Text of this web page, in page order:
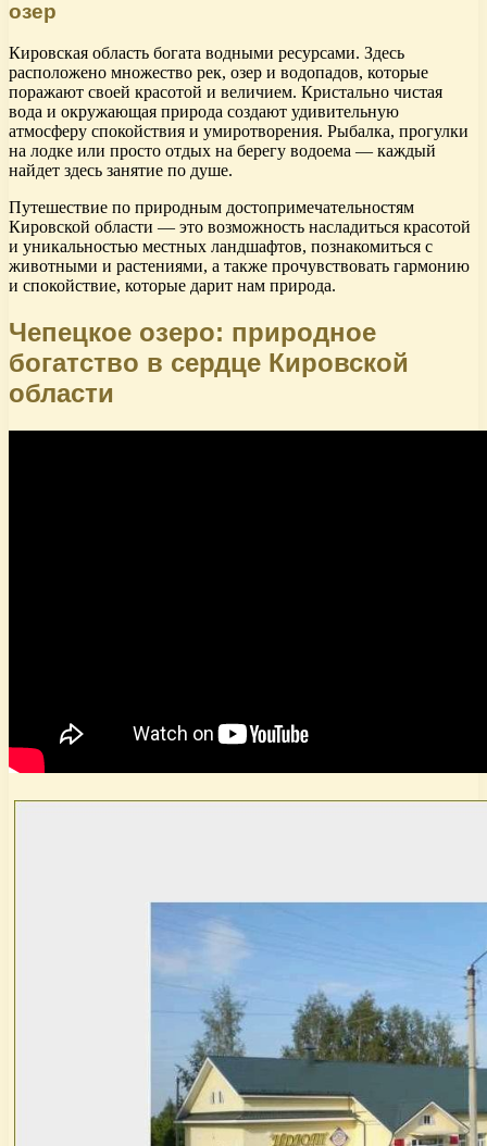
озер
Кировская область богата водными ресурсами. Здесь
расположено множество рек, озер и водопадов, которые
поражают своей красотой и величием. Кристально чистая
вода и окружающая природа создают удивительную
атмосферу спокойствия и умиротворения. Рыбалка, прогулки
на лодке или просто отдых на берегу водоема — каждый
найдет здесь занятие по душе.
Путешествие по природным достопримечательностям
Кировской области — это возможность насладиться красотой
и уникальностью местных ландшафтов, познакомиться с
животными и растениями, а также прочувствовать гармонию
и спокойствие, которые дарит нам природа.
Чепецкое озеро: природное
богатство в сердце Кировской
области